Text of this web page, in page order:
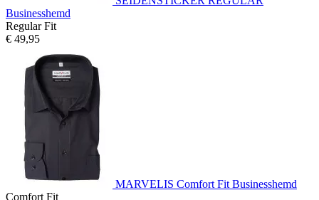
Businesshemd
Regular Fit
€ 49,95
MARVELIS Comfort Fit Businesshemd
Comfort Fit